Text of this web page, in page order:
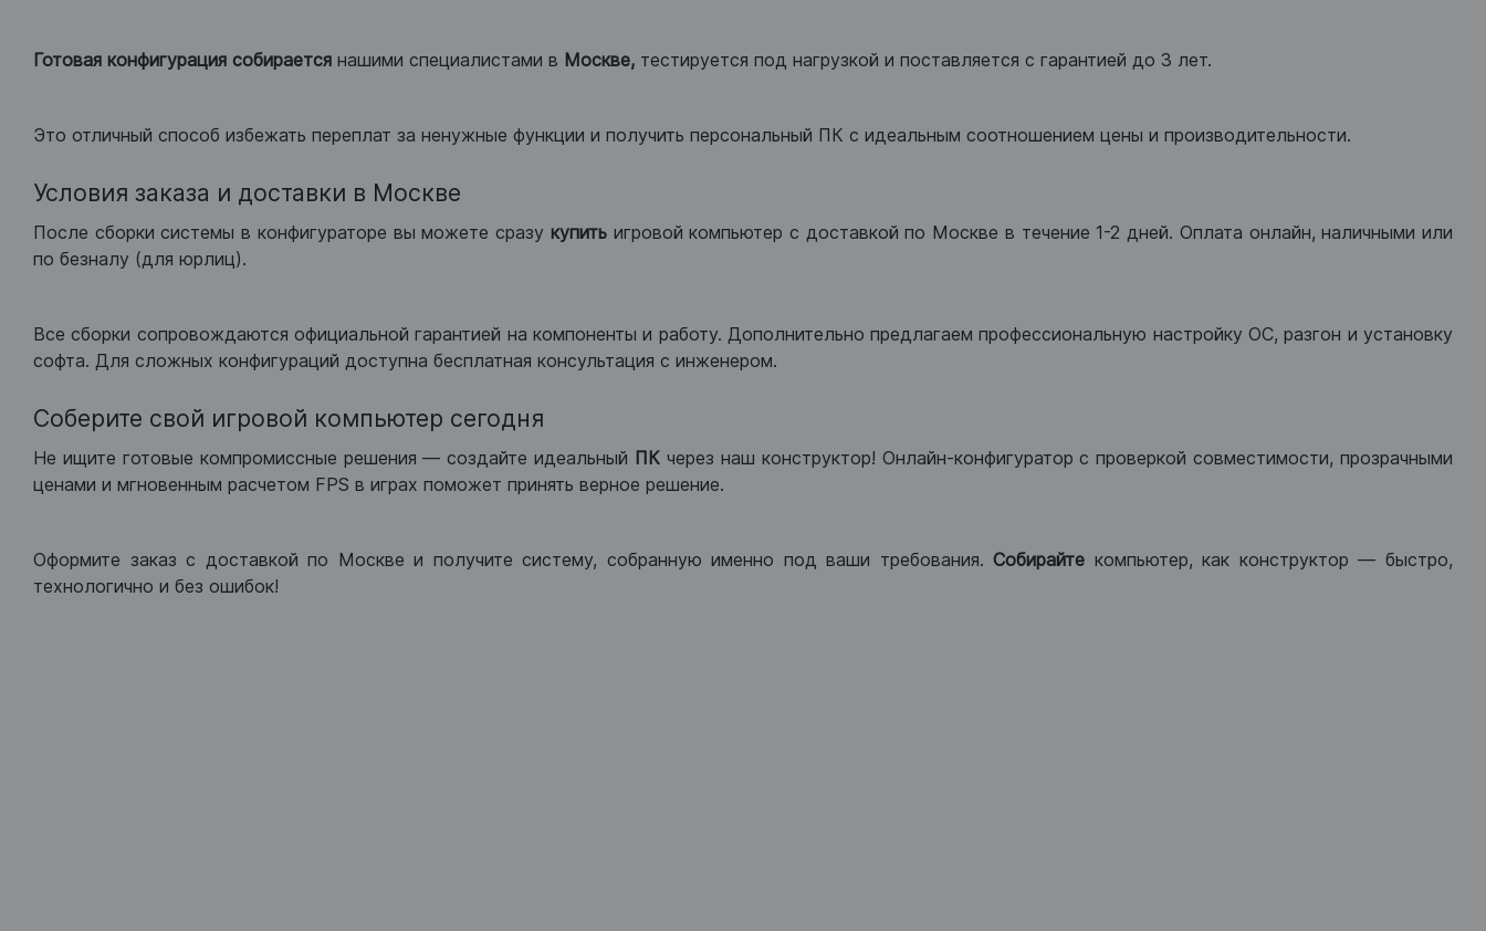
Готовая конфигурация собирается нашими специалистами в Москве, тестируется под нагрузкой и поставляется с гарантией до 3 лет.
Это отличный способ избежать переплат за ненужные функции и получить персональный ПК с идеальным соотношением цены и производительности.
Условия заказа и доставки в Москве
После сборки системы в конфигураторе вы можете сразу купитьигровой компьютер с доставкой по Москве в течение 1-2 дней. Оплата онлайн, наличными или
по безналу (для юрлиц).
Все сборки сопровождаются официальной гарантией на компоненты и работу. Дополнительно предлагаем профессиональную настройку ОС, разгон и установку
софта. Для сложных конфигураций доступна бесплатная консультация с инженером.
Соберите свой игровой компьютер сегодня
Не ищите готовые компромиссные решения — создайте идеальный ПК через наш конструктор! Онлайн-конфигуратор с проверкой совместимости, прозрачными
ценами и мгновенным расчетом FPS в играх поможет принять верное решение.
Оформите заказ с доставкой по Москве и получите систему, собранную именно под ваши требования.Собирайте компьютер, как конструктор — быстро,
технологично и без ошибок!